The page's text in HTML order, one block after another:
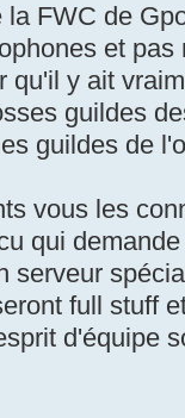
la FWC de
et pas
qu'il y ait
guildes
guildes de
vous les
qui
serveur
full stuff
d'équipe